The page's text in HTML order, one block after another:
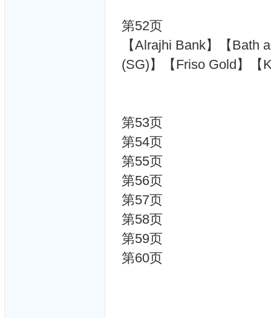
第52页
【Alrajhi Bank】【Bath
(SG)】【Friso Gold】【
第53页
第54页
第55页
第56页
第57页
第58页
第59页
第60页